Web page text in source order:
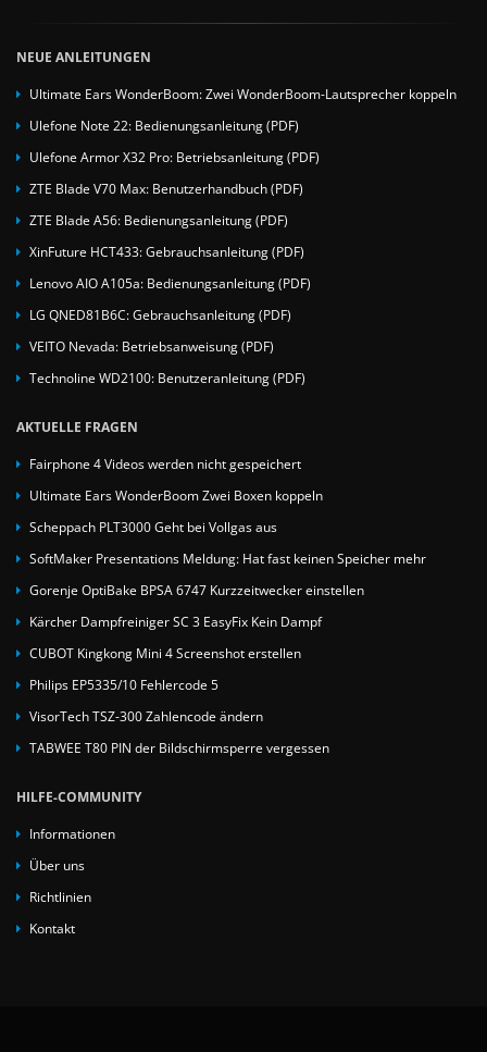
NEUE ANLEITUNGEN
Ultimate Ears WonderBoom: Zwei WonderBoom-Lautsprecher koppeln
Ulefone Note 22: Bedienungsanleitung (PDF)
Ulefone Armor X32 Pro: Betriebsanleitung (PDF)
ZTE Blade V70 Max: Benutzerhandbuch (PDF)
ZTE Blade A56: Bedienungsanleitung (PDF)
XinFuture HCT433: Gebrauchsanleitung (PDF)
Lenovo AIO A105a: Bedienungsanleitung (PDF)
LG QNED81B6C: Gebrauchsanleitung (PDF)
VEITO Nevada: Betriebsanweisung (PDF)
Technoline WD2100: Benutzeranleitung (PDF)
AKTUELLE FRAGEN
Fairphone 4 Videos werden nicht gespeichert
Ultimate Ears WonderBoom Zwei Boxen koppeln
Scheppach PLT3000 Geht bei Vollgas aus
SoftMaker Presentations Meldung: Hat fast keinen Speicher mehr
Gorenje OptiBake BPSA 6747 Kurzzeitwecker einstellen
Kärcher Dampfreiniger SC 3 EasyFix Kein Dampf
CUBOT Kingkong Mini 4 Screenshot erstellen
Philips EP5335/10 Fehlercode 5
VisorTech TSZ-300 Zahlencode ändern
TABWEE T80 PIN der Bildschirmsperre vergessen
HILFE-COMMUNITY
Informationen
Über uns
Richtlinien
Kontakt